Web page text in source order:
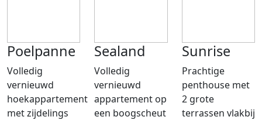
Poelpanne
Volledig
vernieuwd
hoekappartement
met zijdelings
Sealand
Volledig
vernieuwd
appartement op
een boogscheut
Sunrise
Prachtige
penthouse met
2 grote
terrassen vlakbij